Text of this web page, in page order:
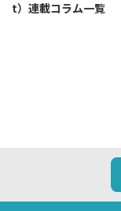
t）連載コラム一覧